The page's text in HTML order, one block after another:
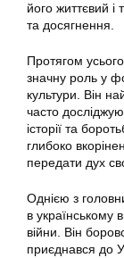
його життєвий і
та досягнення.
Протягом
значну роль у
культури. Він
часто
історії та
глибоко
передати дух
Однією з
в українському
війни. Він
приєднався до